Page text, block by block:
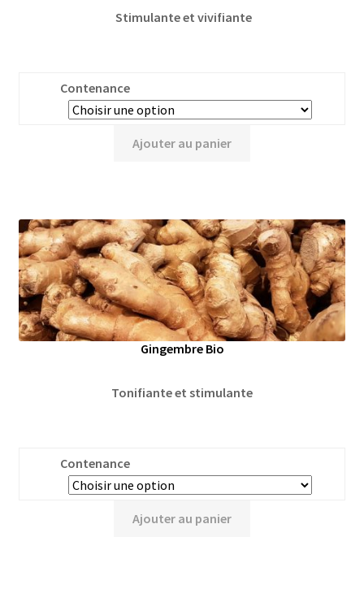
Stimulante et vivifiante
Contenance
Ajouter au panier
Gingembre Bio
Tonifiante et stimulante
Contenance
Ajouter au panier